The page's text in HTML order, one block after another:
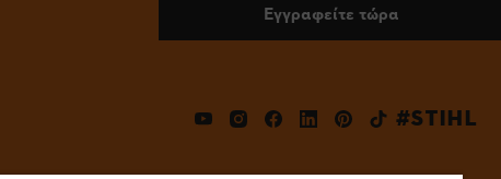
Εγγραφείτε τώρα
#STIHL